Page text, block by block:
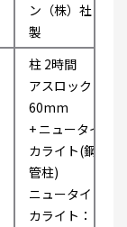
ン（株）社
製
柱 2時間
アスロック
60mm
+ ニュータイ
カライト(鋼
管柱)
ニュータイ
カライト：